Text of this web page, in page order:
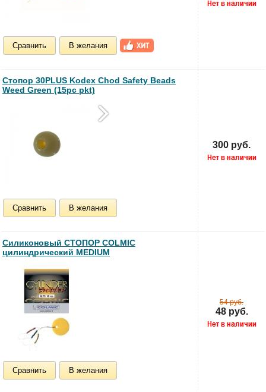
Сравнить В желания
Стопор 30PLUS Kodex Chod Safety Beads
Weed Green (15pc pkt)
Сравнить В желания
300 руб.
Силиконовый СТОПОР COLMIC
цилиндрический MEDIUM
Сравнить В желания
54 руб.
48 руб.